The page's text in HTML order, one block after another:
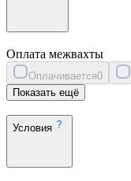
Оплата межвахты
Оплачивается0
Показать ещё
Условия